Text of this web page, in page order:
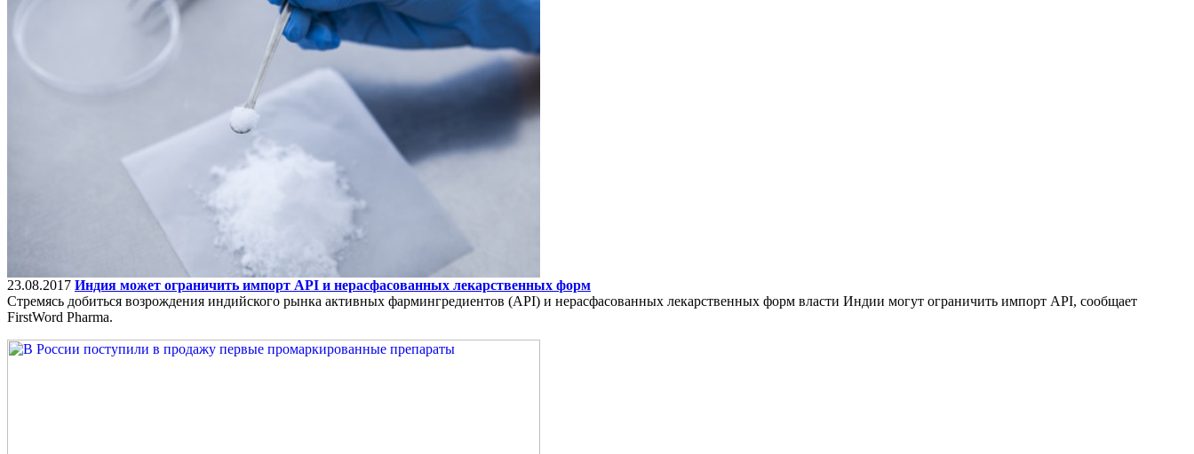
23.08.2017 Индия может ограничить импорт API и нерасфасованных лекарственных форм
Стремясь добиться возрождения индийского рынка активных фармингредиентов (API) и нерасфасованных лекарственных форм власти Индии могут ограничить импорт API, сообщает
FirstWord Pharma.